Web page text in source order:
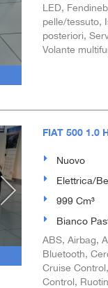
LED,
pelle/tessuto,
posteriori,
Volante
FIAT 500 1.0
Nuovo
Elettrica/
999 Cm³
Bianco
ABS, Airbag,
Bluetooth,
Cruise
Control,